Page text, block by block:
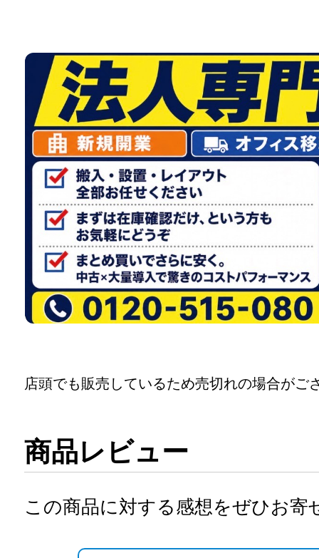
店頭でも販売しているため売切れの場合がご
商品レビュー
この商品に対する感想をぜひお寄